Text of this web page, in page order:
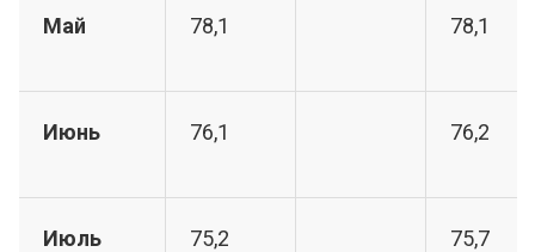
Май 78,1 78,1
Июнь 76,1 76,2
Июль 75,2 75,7